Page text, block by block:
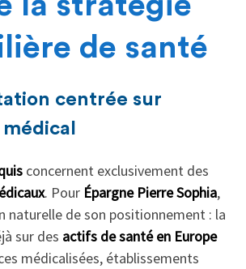
de santé
centrée sur
concernent exclusivement des
. Pour Épargne Pierre Sophia,
naturelle de son positionnement : la
sur des actifs de santé en Europe
médicalisées, établissements